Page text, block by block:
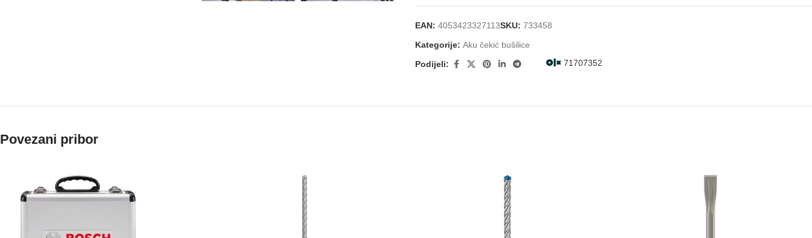
EAN: 4053423327113SKU: 733458
Kategorije: Aku čekić bušilice
71707352
Podijeli:
Povezani pribor